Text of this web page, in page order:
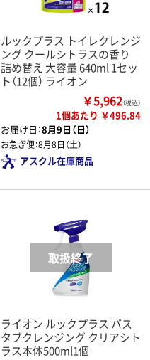
ルックプラス トイレクレンジ
ング クールシトラスの香り
詰め替え 大容量 640ml 1セッ
ト（12個） ライオン
￥5,962（税込）
1個あたり ￥496.84
お届け日：8月9日（日）
お急ぎ便：8月8日（土）
アスクル在庫商品
ライオン ルックプラス バス
タブクレンジング クリアシト
ラス本体500ml1個